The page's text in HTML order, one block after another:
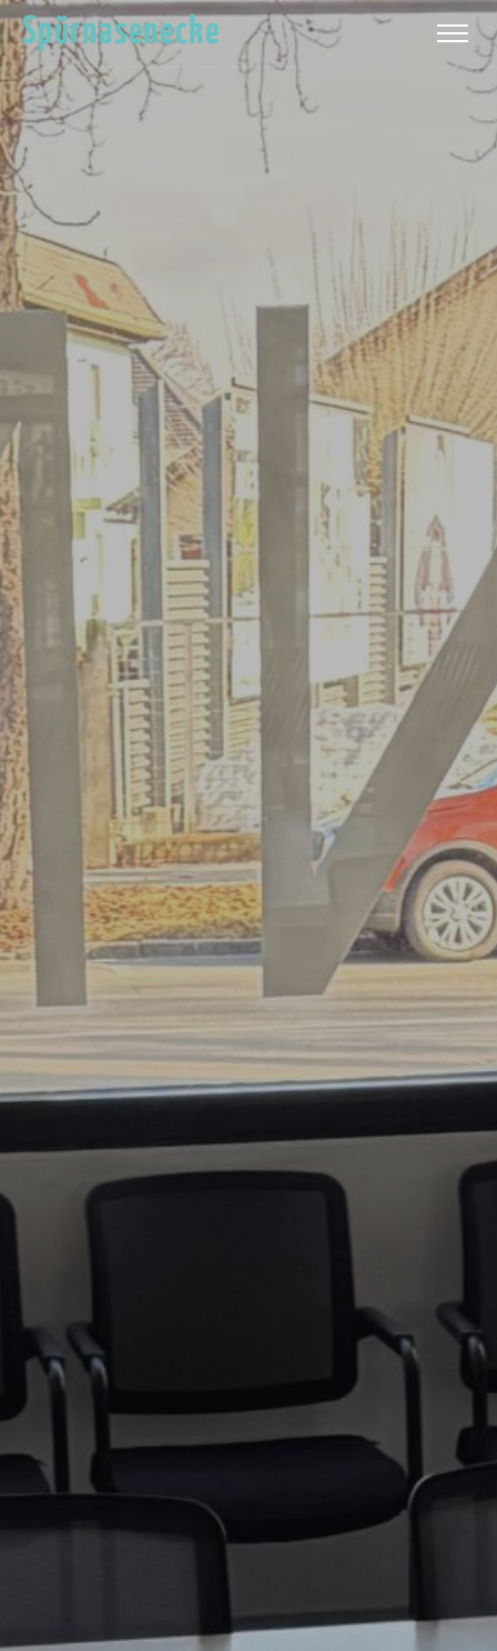
Spürnasenecke